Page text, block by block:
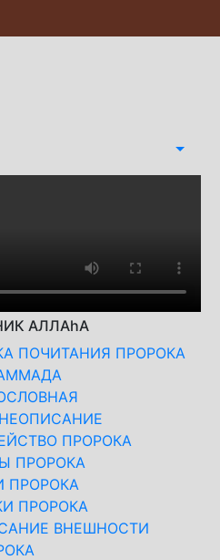
АЛЛАhА
ПОЧИТАНИЯ ПРОРОКА
ПРОРОКА
ПРОРОКА
ПРОРОКА
ПРОРОКА
ВНЕШНОСТИ